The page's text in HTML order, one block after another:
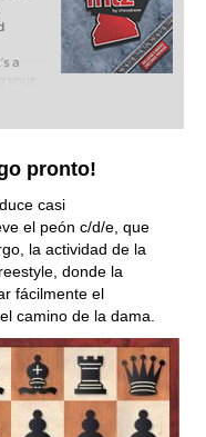
a
can
a
pronto!
casi
el peón c/d/e, que
la actividad de la
donde la
fácilmente el
camino de la dama.